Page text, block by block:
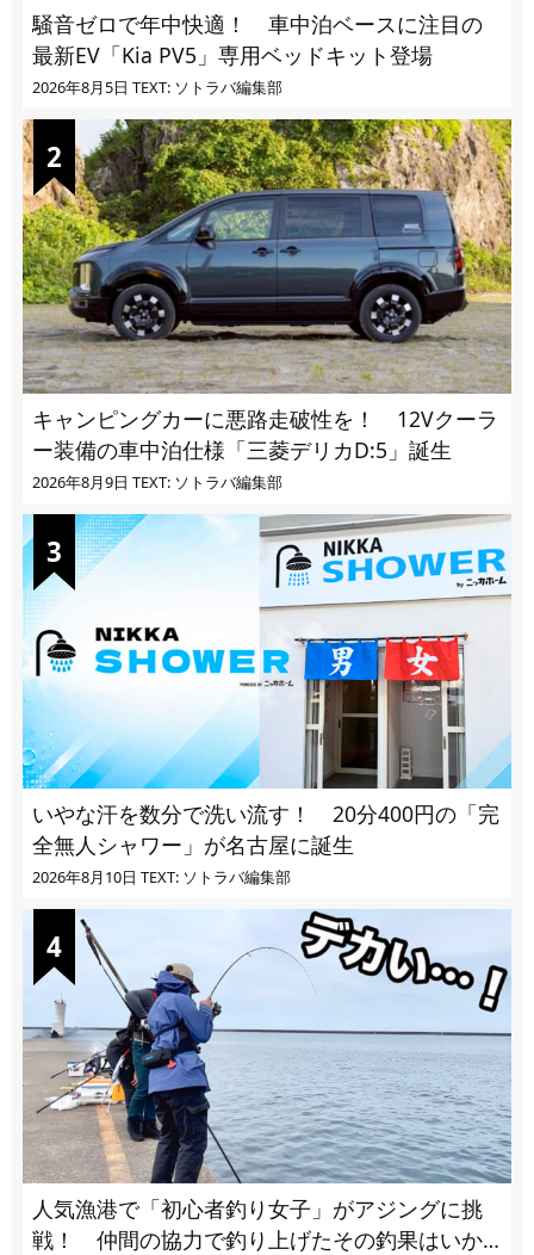
騒音ゼロで年中快適！ 車中泊ベースに注目の
最新EV「Kia PV5」専用ベッドキット登場
2026年8月5日 TEXT: ソトラバ編集部
キャンピングカーに悪路走破性を！ 12Vクーラ
ー装備の車中泊仕様「三菱デリカD:5」誕生
2026年8月9日 TEXT: ソトラバ編集部
いやな汗を数分で洗い流す！ 20分400円の「完
全無人シャワー」が名古屋に誕生
2026年8月10日 TEXT: ソトラバ編集部
人気漁港で「初心者釣り女子」がアジングに挑
戦！ 仲間の協力で釣り上げたその釣果はいか